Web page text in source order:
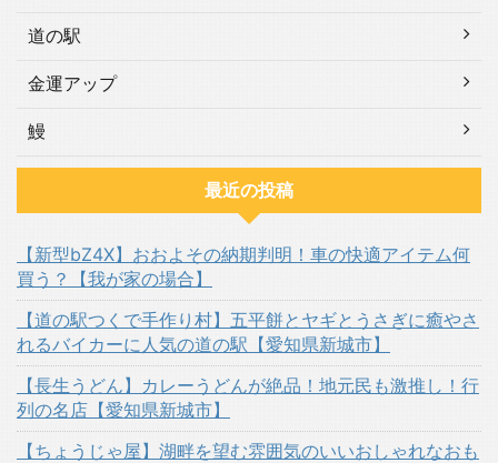
道の駅
金運アップ
鰻
最近の投稿
【新型bZ4X】おおよその納期判明！車の快適アイテム何
買う？【我が家の場合】
【道の駅つくで手作り村】五平餅とヤギとうさぎに癒やさ
れるバイカーに人気の道の駅【愛知県新城市】
【長生うどん】カレーうどんが絶品！地元民も激推し！行
列の名店【愛知県新城市】
【ちょうじゃ屋】湖畔を望む雰囲気のいいおしゃれなおも